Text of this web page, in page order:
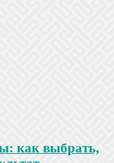
как выбрать,